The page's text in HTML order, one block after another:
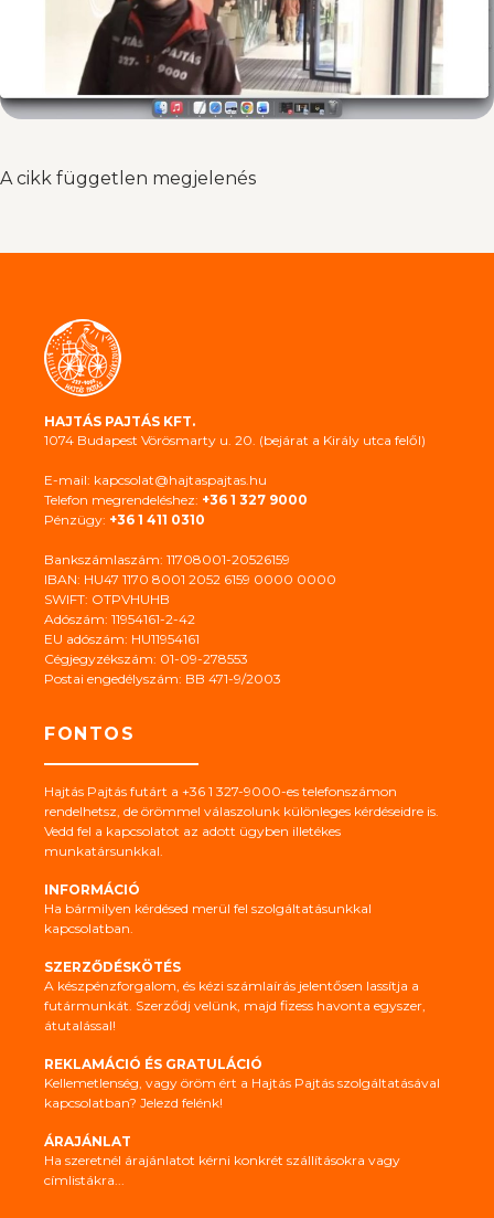
A cikk független megjelenés
HAJTÁS PAJTÁS KFT.
1074 Budapest Vörösmarty u. 20. (bejárat a Király utca felől)
E-mail: kapcsolat@hajtaspajtas.hu
Telefon megrendeléshez: +36 1 327 9000
Pénzügy: +36 1 411 0310
Bankszámlaszám: 11708001-20526159
IBAN: HU47 1170 8001 2052 6159 0000 0000
SWIFT: OTPVHUHB
Adószám: 11954161-2-42
EU adószám: HU11954161
Cégjegyzékszám: 01-09-278553
Postai engedélyszám: BB 471-9/2003
FONTOS
Hajtás Pajtás futárt a +36 1 327-9000-es telefonszámon
rendelhetsz, de örömmel válaszolunk különleges kérdéseidre is.
Vedd fel a kapcsolatot az adott ügyben illetékes
munkatársunkkal.
INFORMÁCIÓ
Ha bármilyen kérdésed merül fel szolgáltatásunkkal
kapcsolatban.
SZERZŐDÉSKÖTÉS
A készpénzforgalom, és kézi számlaírás jelentősen lassítja a
futármunkát. Szerződj velünk, majd fizess havonta egyszer,
átutalással!
REKLAMÁCIÓ ÉS GRATULÁCIÓ
Kellemetlenség, vagy öröm ért a Hajtás Pajtás szolgáltatásával
kapcsolatban? Jelezd felénk!
ÁRAJÁNLAT
Ha szeretnél árajánlatot kérni konkrét szállításokra vagy
címlistákra...